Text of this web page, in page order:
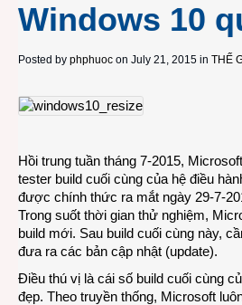
Windows 10
Posted by phphuoc on July 21, 2015 in THẾ
Hồi trung tuần tháng 7-2015,
tester build cuối cùng của hệ điều
được chính thức ra mắt ngày 29-7-
Trong suốt thời gian thử nghiệm,
build mới. Sau build cuối cùng này,
đưa ra các bản cập nhật (update).
Điều thú vị là cái số build cuối cùng
đẹp. Theo truyền thống, Microsoft